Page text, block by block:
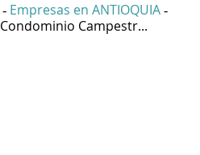
- Empresas en ANTIOQUIA -
Condominio Campestr...